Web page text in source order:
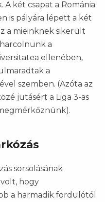
A két csapat a Románia
is pályára lépett a két
a mieinknek sikerült
a
ellenében,
a
szemben. (Azóta az
jutásért a Liga 3-as
sorsolásának
hogy
a harmadik fordulótól